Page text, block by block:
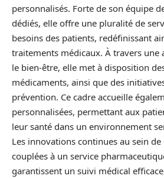
personnalisés. Forte de son équipe
dédiés, elle offre une pluralité de
besoins des patients, redéfinissant
traitements médicaux. À travers une
le bien-être, elle met à disposition
médicaments, ainsi que des
prévention. Ce cadre accueille
personnalisées, permettant aux
leur santé dans un environnement
Les innovations continues au sein
couplées à un service
garantissent un suivi médical